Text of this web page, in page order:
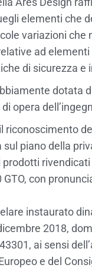
elementi che
variazioni
ad
di sicurezza e
dotata
opera
riconoscimento
piano della
con
instaurato
2018,
ai sensi
e del